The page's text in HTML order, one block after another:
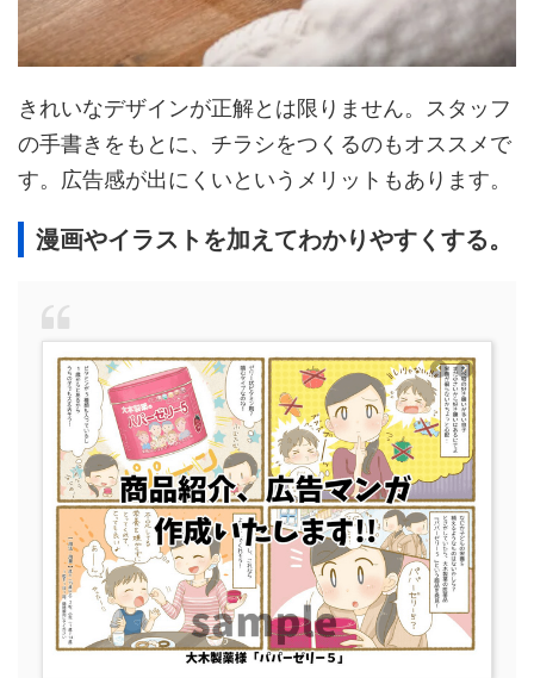
きれいなデザインが正解とは限りません。スタッフ
の手書きをもとに、チラシをつくるのもオススメで
す。広告感が出にくいというメリットもあります。
漫画やイラストを加えてわかりやすくする。